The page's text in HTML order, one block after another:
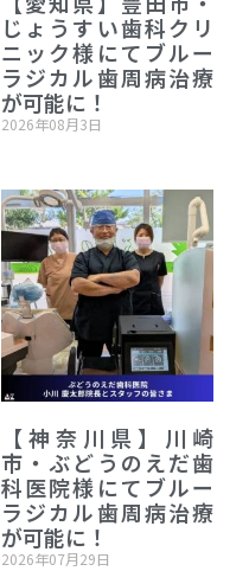
じょうすい歯科クリ
ニック様にてブルー
ラジカル歯周病治療
が可能に！
2026年08月3日
【神奈川県】川崎
市・ぶどうのえだ歯
科医院様にてブルー
ラジカル歯周病治療
が可能に！
2026年07月29日